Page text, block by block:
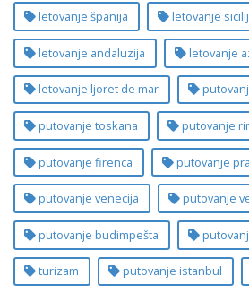
letovanje španija letovanje
letovanje andaluzija letovanje
letovanje ljoret de mar
putovanje toskana putovanje
putovanje firenca putovanje
putovanje venecija putovanje
putovanje budimpešta
turizam putovanje istanbul